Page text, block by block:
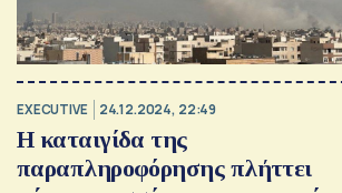
EXECUTIVE 24.12.2024, 22:49
Η καταιγίδα της
παραπληροφόρησης πλήττει